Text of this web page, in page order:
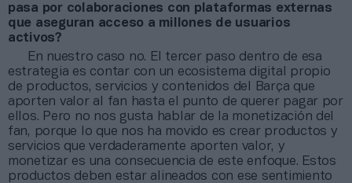
pasa por colaboraciones con plataformas externas
que aseguran acceso a millones de usuarios
activos?
En nuestro caso no. El tercer paso dentro de esa
estrategia es contar con un ecosistema digital propio
de productos, servicios y contenidos del Barça que
aporten valor al fan hasta el punto de querer pagar por
ellos. Pero no nos gusta hablar de la monetización del
fan, porque lo que nos ha movido es crear productos y
servicios que verdaderamente aporten valor, y
monetizar es una consecuencia de este enfoque. Estos
productos deben estar alineados con ese sentimiento